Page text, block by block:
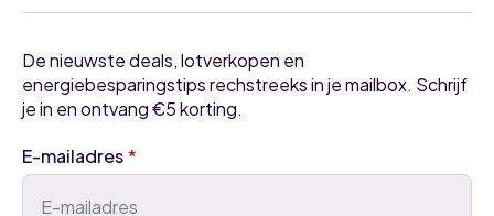
De nieuwste deals, lotverkopen en
energiebesparingstips rechstreeks in je mailbox. Schrijf
je in en ontvang €5 korting.
E-mailadres*